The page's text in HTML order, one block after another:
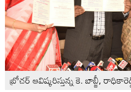
బ్రోచర్‌ ఆవిష్కరిస్తున్న కె. బాబ్జీ,